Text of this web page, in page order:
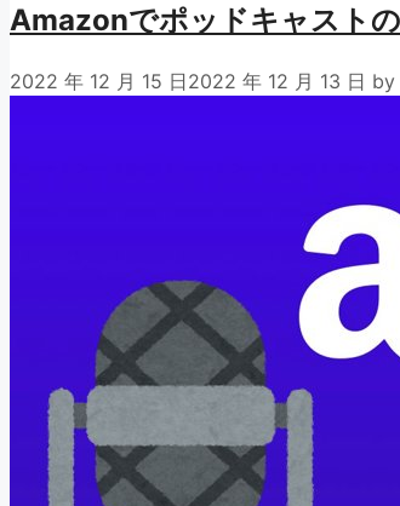
ゴ
ー
Amazonでポッドキャスト
2022 年 12 月 15 日2022 年 12 月 13 日 by